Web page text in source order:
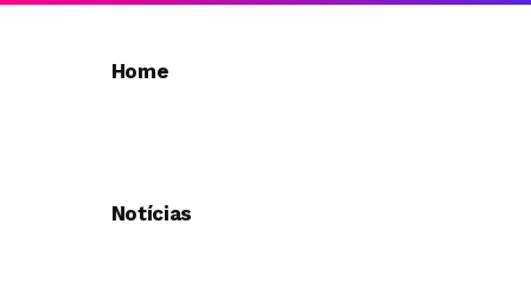
Home
Notícias